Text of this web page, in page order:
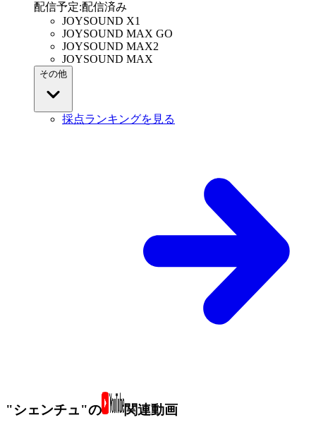
配信予定:配信済み
JOYSOUND X1
JOYSOUND MAX GO
JOYSOUND MAX2
JOYSOUND MAX
その他
採点ランキングを見る
"シェンチュ"の 関連動画